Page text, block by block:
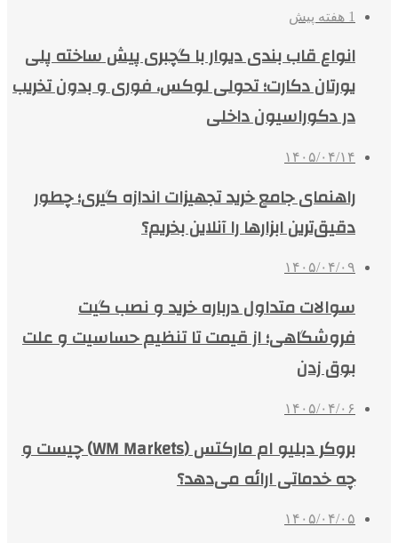
1 هفته پیش
انواع قاب بندی دیوار با گچبری پیش ساخته پلی
یورتان دکارت؛ تحولی لوکس، فوری و بدون تخریب
در دکوراسیون داخلی
۱۴۰۵/۰۴/۱۴
راهنمای جامع خرید تجهیزات اندازه گیری؛ چطور
دقیق‌ترین ابزارها را آنلاین بخریم؟
۱۴۰۵/۰۴/۰۹
سوالات متداول درباره خرید و نصب گیت
فروشگاهی؛ از قیمت تا تنظیم حساسیت و علت
بوق زدن
۱۴۰۵/۰۴/۰۶
بروکر دبلیو ام مارکتس (WM Markets) چیست و
چه خدماتی ارائه می‌دهد؟
۱۴۰۵/۰۴/۰۵